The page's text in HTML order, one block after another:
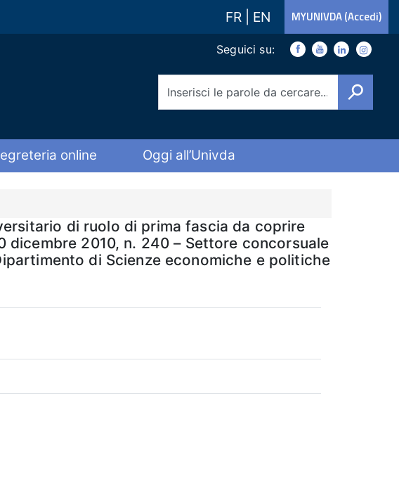
FR EN MYUNIVDA (Accedi)
Link social
Seguici su: Facebook
YoutubeYoutube
online Oggi all’Univda
di ruolo di prima fascia da coprire
dicembre 2010, n. 240 – Settore concorsuale
di Scienze economiche e politiche